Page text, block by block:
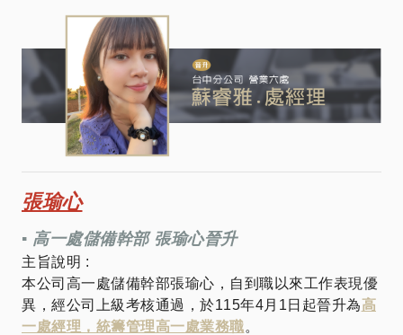
張瑜心
▪︎ 高一處儲備幹部 張瑜心晉升
主旨說明 :
本公司高一處儲備幹部張瑜心，自到職以來工作表現優
異，經公司上級考核通過，於115年4月1日起晉升為高
一處經理，統籌管理高一處業務職。